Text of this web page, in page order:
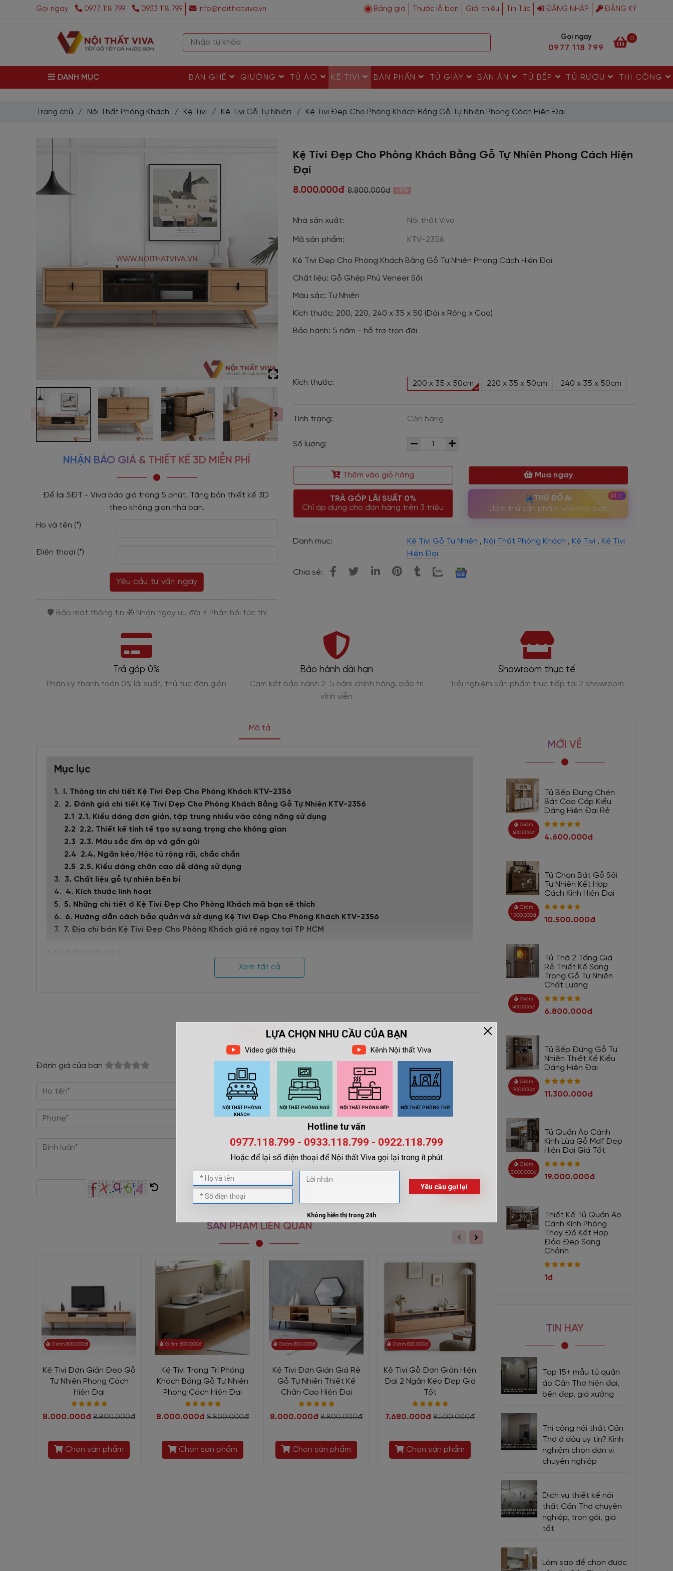
Gọi ngay 0977 118 799 0933 118 799 info@noithatviva.vn Bảng giá Thước lỗ ban Giới thiệu Tin Tức ĐĂNG NHẬP ĐĂNG KÝ
Gọi ngay
0977 118 799
0
DANH MỤC BÀN GHẾ GIƯỜNG TỦ ÁO KỆ TIVI BÀN PHẤN TỦ GIÀY BÀN ĂN TỦ BẾP TỦ RƯỢU THI CÔNG
Trang chủ / Nội Thất Phòng Khách / Kệ Tivi / Kệ Tivi Gỗ Tự Nhiên / Kệ Tivi Đẹp Cho Phòng Khách Bằng Gỗ Tự Nhiên Phong Cách Hiện Đại
NHẬN BÁO GIÁ & THIẾT KẾ 3D MIỄN PHÍ
Để lại SĐT - Viva báo giá trong 5 phút. Tặng bản thiết kế 3D
theo không gian nhà bạn.
Họ và tên (*)
Điện thoại (*)
Yêu cầu tư vấn ngay
Kệ Tivi Đẹp Cho Phòng Khách Bằng Gỗ Tự Nhiên Phong Cách Hiện
Đại
8.000.000đ 8.800.000đ -9%
Nhà sản xuất: Nội thất Viva
Mã sản phẩm: KTV-2356
Kệ Tivi Đẹp Cho Phòng Khách Bằng Gỗ Tự Nhiên Phong Cách Hiện Đại
Chất liệu: Gỗ Ghép Phủ Veneer Sồi
Màu sắc: Tự Nhiên
Kích thước: 200, 220, 240 x 35 x 50 (Dài x Rộng x Cao)
Bảo hành: 5 năm - hỗ trợ trọn đời
Kích thước: 200 x 35 x 50cm 220 x 35 x 50cm 240 x 35 x 50cm
Tình trạng: Còn hàng
Số lượng:
Thêm vào giỏ hàng Mua ngay
TRẢ GÓP LÃI SUẤT 0%
Chỉ áp dụng cho đơn hàng trên 3 triệu
THỬ ĐỒ AI
Ướm thử sản phẩm vào nhà bạn
Danh mục: Kệ Tivi Gỗ Tự Nhiên , Nội Thất Phòng Khách , Kệ Tivi , Kệ Tivi
Hiện Đại
Chia sẻ:
Trả góp 0%
Phân kỳ thanh toán 0% lãi suất, thủ tục đơn giản
Bảo hành dài hạn
Cam kết bảo hành 2-5 năm chính hãng, bảo trì
vĩnh viễn
Showroom thực tế
Trải nghiệm sản phẩm trực tiếp tại 2 showroom
Mô tả
Mục lục
I. Thông tin chi tiết Kệ Tivi Đẹp Cho Phòng Khách KTV-2356
2. Đánh giá chi tiết Kệ Tivi Đẹp Cho Phòng Khách Bằng Gỗ Tự Nhiên KTV-2356
2.1. Kiểu dáng đơn giản, tập trung nhiều vào công năng sử dụng
2.2. Thiết kế tinh tế tạo sự sang trọng cho không gian
2.3. Màu sắc ấm áp và gần gũi
2.4. Ngăn kéo/Hộc tủ rộng rãi, chắc chắn
2.5. Kiểu dáng chân cao dễ dàng sử dụng
3. Chất liệu gỗ tự nhiên bền bỉ
4. Kích thước linh hoạt
5. Những chi tiết ở Kệ Tivi Đẹp Cho Phòng Khách mà bạn sẽ thích
6. Hướng dẫn cách bảo quản và sử dụng Kệ Tivi Đẹp Cho Phòng Khách KTV-2356
7. Địa chỉ bán Kệ Tivi Đẹp Cho Phòng Khách giá rẻ ngay tại TP HCM
+ Kết cấu vững chãi, chắc chắn, đáp ứng nhu cầu lưu trữ đa dạng.
+ Ấn tượng với những đường vân gỗ ấn tượng và mượt mà
+ Bề mặt dài cho khách hàng trưng nhiều đồ trang trí.
+ Sản phẩm chất lượng đảm bảo, tối ưu công năng sử dụng.
+ Chất liệu gỗ sồi ghép không pha gỗ tạp
+ Sản phẩm được sản xuất trực tiếp tại xưởng, đảm bảo quản lý chất lượng chặt chẽ từng khâu sản xuất.
+ Giá rẻ nhất thị trường trực tiếp từ nhà sản xuất không qua trung gian
+ Thời gian bảo hành lên đến 5 năm.
Kệ Tivi Đẹp Cho Phòng Khách Bằng Gỗ Tự Nhiên Phong Cách Hiện Đạikhông những có ngoại hình đẹp mắt, gần gũi mà còn có
giá trị sử dụng lâu dài. Hơn nữa, sản phẩm cũng dễ dàng phối hợp cùng những món nội thất phòng khách khác một cách thanh lịch,
hài hòa. Cùng Nội thất Viva khám phá chi tiết kệ tivi đẹp cho phòng khách nhé!
Xem tất cả
BÌNH LUẬN
Đánh giá của bạn
Gửi
SẢN PHẨM LIÊN QUAN
Giảm 800.000đ
Kệ Tivi Đơn Giản Đẹp Gỗ
Tự Nhiên Phong Cách
Hiện Đại
8.000.000đ 8.800.000đ
Chọn sản phẩm
Giảm 800.000đ
Kệ Tivi Trang Trí Phòng
Khách Bằng Gỗ Tự Nhiên
Phong Cách Hiện Đại
8.000.000đ 8.800.000đ
Chọn sản phẩm
Giảm 800.000đ
Kệ Tivi Đơn Giản Giá Rẻ
Gỗ Tự Nhiên Thiết Kế
Chân Cao Hiện Đại
8.000.000đ 8.800.000đ
Chọn sản phẩm
Giảm 820.000đ
Kệ Tivi Gỗ Đơn Giản Hiện
Đại 2 Ngăn Kéo Đẹp Giá
Tốt
7.680.000đ 8.500.000đ
Chọn sản phẩm
Kệ Tivi Phòng Khách
Bằng Gỗ Tự Nhiên Phong
Cách Hiện Đại
7.200.000đ
Chọn sản phẩm
Kệ Tivi Đẹp
Sồi Nga Kiểu
MỚI VỀ
Giảm
400.000đ
Tủ Bếp Đựng Chén
Bát Cao Cấp Kiểu
Dáng Hiện Đại Rẻ
4.600.000đ
Giảm
1.000.000đ
Tủ Chạn Bát Gỗ Sồi
Tự Nhiên Kết Hợp
Cách Kính Hiện Đại
10.500.000đ
Giảm
400.000đ
Tủ Thờ 2 Tầng Giá
Rẻ Thiết Kế Sang
Trọng Gỗ Tự Nhiên
Chất Lượng
6.800.000đ
Giảm
900.000đ
Tủ Bếp Đứng Gỗ Tự
Nhiên Thiết Kế Kiểu
Dáng Hiện Đại
11.300.000đ
Giảm
3.000.000đ
Tủ Quần Áo Cánh
Kính Lùa Gỗ Mdf Đẹp
Hiện Đại Giá Tốt
19.000.000đ
Thiết Kế Tủ Quần Áo
Cánh Kính Phòng
Thay Đồ Kết Hợp
Đảo Đẹp Sang
Chảnh
1đ
TIN HAY
Top 15+ mẫu tủ quần
áo Cần Thơ hiện đại,
bền đẹp, giá xưởng
Thi công nội thất Cần
Thơ ở đâu uy tín? Kinh
nghiệm chọn đơn vị
chuyên nghiệp
Dịch vụ thiết kế nội
thất Cần Thơ chuyên
nghiệp, trọn gói, giá
tốt
Làm sao để chọn được